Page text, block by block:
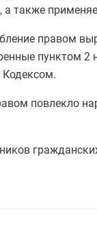
а также
правом
пунктом 2
повлекло